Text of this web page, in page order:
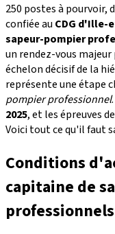
250 postes à pourvoir,
confiée au CDG d'Ille-
sapeur-pompier
un rendez-vous
échelon décisif de la
représente une étape
pompier professionnel
2025, et les épreuves
Voici tout ce qu'il faut
Conditions
capitaine de
professionnels